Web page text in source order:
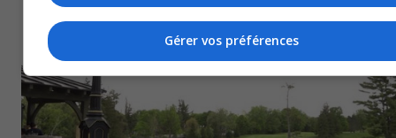
Gérer vos préférences